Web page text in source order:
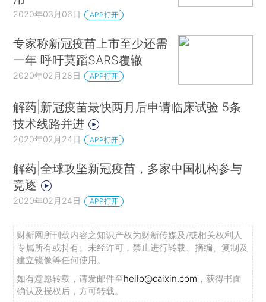
2020年03月06日 APP打开
专家称新冠疫苗上市至少还需
一年 呼吁莫蹈SARS覆辙
2020年02月28日 APP打开
解药|新冠疫苗最快两月后申请临床试验 5条
技术线路并进
2020年02月24日 APP打开
解药|全球攻坚新冠疫苗，多家中国机构参与
竞逐
2020年02月24日 APP打开
财新网所刊载内容之知识产权为财新传媒及/或相关权利人
专属所有或持有。未经许可，禁止进行转载、摘编、复制及
建立镜像等任何使用。
如有意愿转载，请发邮件至hello@caixin.com ，获得书面
确认及授权后，方可转载。